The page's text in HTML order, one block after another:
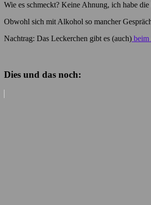
Wie es schmeckt? Keine Ahnung, ich habe die
Obwohl sich mit Alkohol so mancher
Nachtrag: Das Leckerchen gibt es (auch)
Dies und das noch: